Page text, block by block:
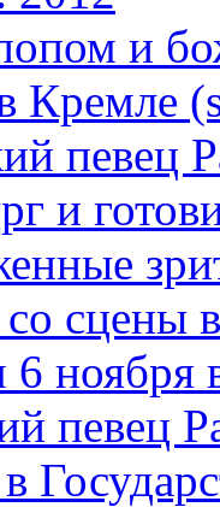
и
Кремле
певец
и
со сцены
6
певец